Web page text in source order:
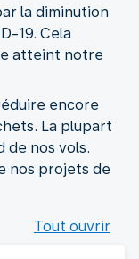
la diminution
19. Cela
atteint notre
encore
La plupart
de nos vols.
nos projets de
Tout ouvrir